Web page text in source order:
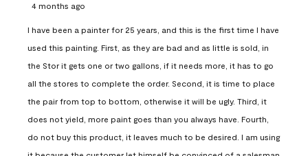
4 months ago
I have been a painter for 25 years, and this is the first time I have
used this painting. First, as they are bad and as little is sold, in
the Stor it gets one or two gallons, if it needs more, it has to go
all the stores to complete the order. Second, it is time to place
the pair from top to bottom, otherwise it will be ugly. Third, it
does not yield, more paint goes than you always have. Fourth,
do not buy this product, it leaves much to be desired. I am using